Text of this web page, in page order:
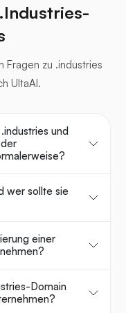
Fragen zu .industries
UltaAI.
und
wer sollte sie
einer
Domain